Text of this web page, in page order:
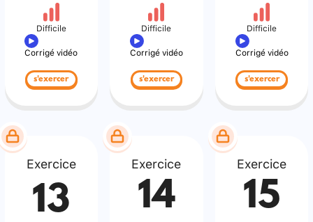
Difficile
Corrigé vidéo
s'exercer
Difficile
Corrigé vidéo
s'exercer
Difficile
Corrigé vidéo
s'exercer
Exercice
13
Exercice
14
Exercice
15